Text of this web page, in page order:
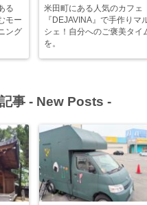
る
モー
ング
米田町にある人気のカフェ
『DEJAVINA』で手作りマ
シェ！自分へのご褒美タイ
を。
事 - New Posts -